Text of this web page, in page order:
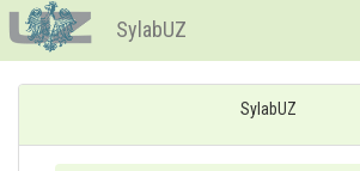
SylabUZ
SylabUZ